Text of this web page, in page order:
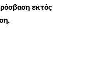
εκτός